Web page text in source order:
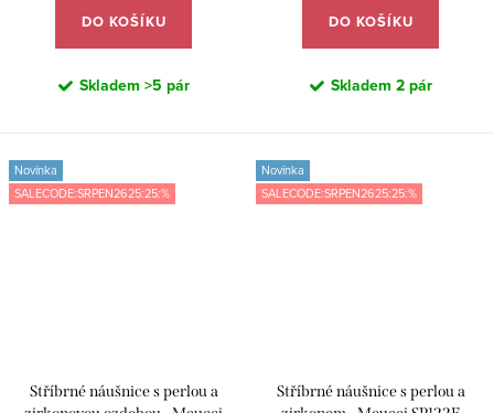
DO KOŠÍKU
Skladem >5 pár
DO KOŠÍKU
Skladem 2 pár
Novinka
SALECODE:SRPEN2625:25:%
Stříbrné náušnice s perlou a
Novinka
SALECODE:SRPEN2625:25:%
Stříbrné náušnice s perlou a